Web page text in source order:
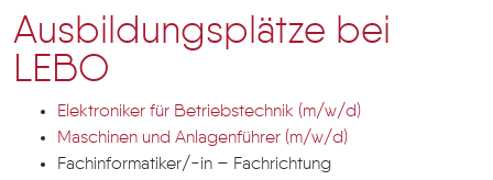
Ausbildungsplätze bei
LEBO
Elektroniker für Betriebstechnik (m/w/d)
Maschinen und Anlagenführer (m/w/d)
​​​​​​​Fachinformatiker/-in – Fachrichtung